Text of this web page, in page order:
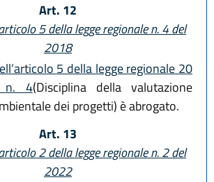
Art. 12
5 della legge regionale n. 4 del
2018
5 della legge regionale 20
n. 4(Disciplina della valutazione
dei progetti) è abrogato.
Art. 13
2 della legge regionale n. 2 del
2022